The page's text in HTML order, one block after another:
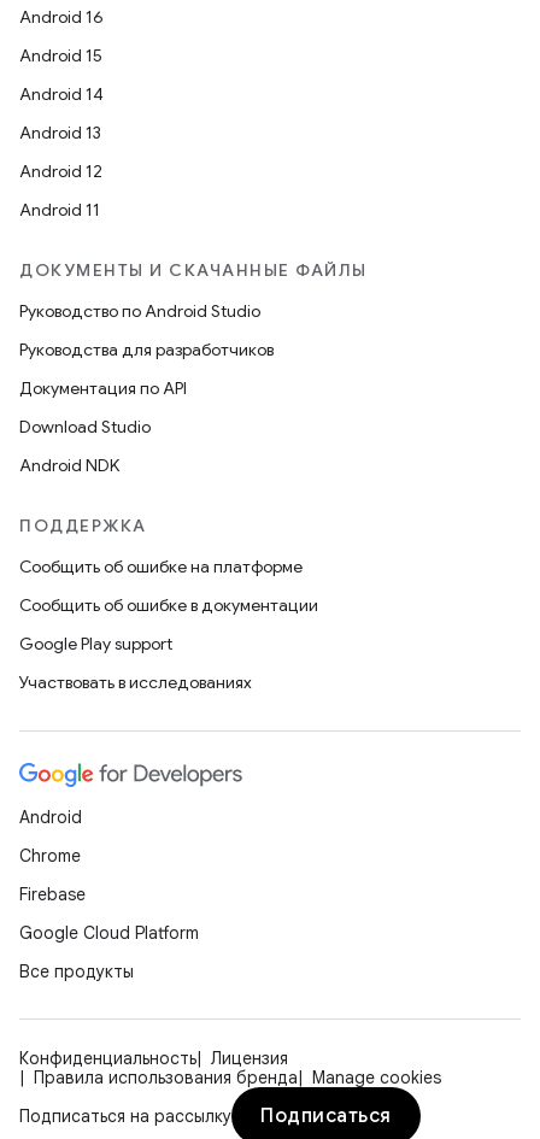
Android 16
Android 15
Android 14
Android 13
Android 12
Android 11
ДОКУМЕНТЫ И СКАЧАННЫЕ ФАЙЛЫ
Руководство по Android Studio
Руководства для разработчиков
Документация по API
Download Studio
Android NDK
ПОДДЕРЖКА
Сообщить об ошибке на платформе
Сообщить об ошибке в документации
Google Play support
Участвовать в исследованиях
Android
Chrome
Firebase
Google Cloud Platform
Все продукты
Конфиденциальность
Лицензия
Правила использования бренда
Manage cookies
Подписаться на рассылку
Подписаться